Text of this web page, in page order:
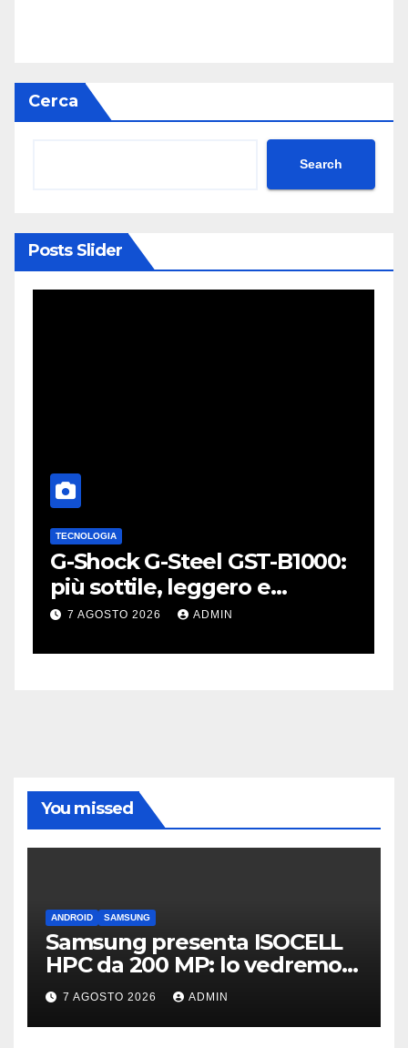
Cerca
Search
Posts Slider
TECNOLOGIA
G-Shock G-Steel GST-B1000:
più sottile, leggero e
connesso
7 AGOSTO 2026 ADMIN
You missed
ANDROID SAMSUNG
Samsung presenta ISOCELL
HPC da 200 MP: lo vedremo
sui Galaxy S27?
7 AGOSTO 2026 ADMIN